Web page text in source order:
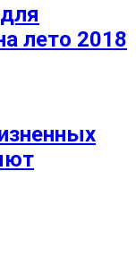
лето 2018